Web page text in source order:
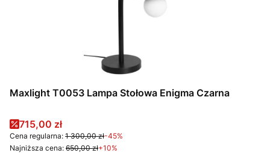
Maxlight T0053 Lampa Stołowa Enigma Czarna
Cena promocyjna
715,00 zł
Cena regularna: 1 300,00 zł-45%
Najniższa cena: 650,00 zł+10%